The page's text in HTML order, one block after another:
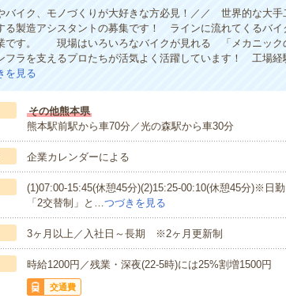
イク、モノづくりが大好きな方必見！／／ 世界的な大
る製造アシスタントの募集です！ ラインに流れてくるバ
です。 現場はいろいろなバイクが見れる 「メカニック
ラを支えるプロたちが活気よく活躍しています！ 工場
を見る
その他熊本県
熊本駅前駅から車70分／光の森駅から車30分
企業カレンダーによる
(1)07:00-15:45(休憩45分)(2)15:25-00:10(休憩45分)※日
「2交替制」と… つづきを見る
3ヶ月以上／入社日～長期 ※2ヶ月更新制
時給1200円／残業・深夜(22-5時)には25%割増1500円
交通費